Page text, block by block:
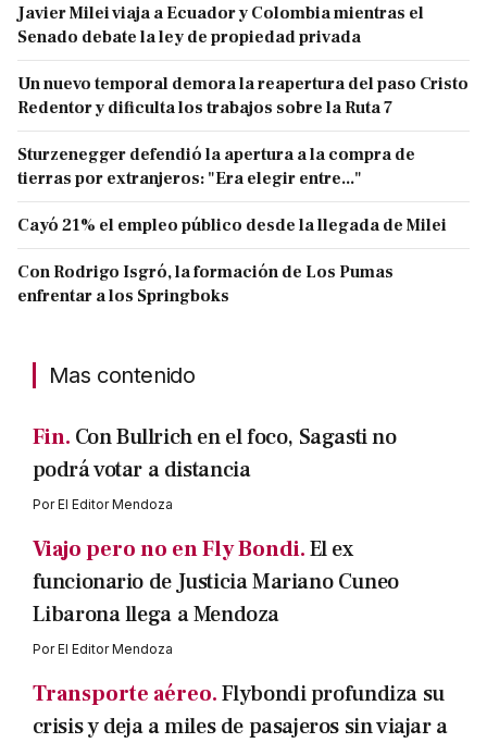
Javier Milei viaja a Ecuador y Colombia mientras el
Senado debate la ley de propiedad privada
Un nuevo temporal demora la reapertura del paso Cristo
Redentor y dificulta los trabajos sobre la Ruta 7
Sturzenegger defendió la apertura a la compra de
tierras por extranjeros: "Era elegir entre..."
Cayó 21% el empleo público desde la llegada de Milei
Con Rodrigo Isgró, la formación de Los Pumas
enfrentar a los Springboks
Mas contenido
Fin. Con Bullrich en el foco, Sagasti no
podrá votar a distancia
PorEl Editor Mendoza
Viajo pero no en Fly Bondi.El ex
funcionario de Justicia Mariano Cuneo
Libarona llega a Mendoza
PorEl Editor Mendoza
Transporte aéreo.Flybondi profundiza su
crisis y deja a miles de pasajeros sin viajar a